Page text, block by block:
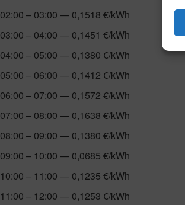
02:00 – 03:00 — 0,1518 €/kWh
03:00 – 04:00 — 0,1451 €/kWh
04:00 – 05:00 — 0,1380 €/kWh
05:00 – 06:00 — 0,1412 €/kWh
06:00 – 07:00 — 0,1572 €/kWh
07:00 – 08:00 — 0,1638 €/kWh
08:00 – 09:00 — 0,1380 €/kWh
09:00 – 10:00 — 0,0685 €/kWh
10:00 – 11:00 — 0,1235 €/kWh
11:00 – 12:00 — 0,1253 €/kWh